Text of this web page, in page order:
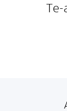
Te-